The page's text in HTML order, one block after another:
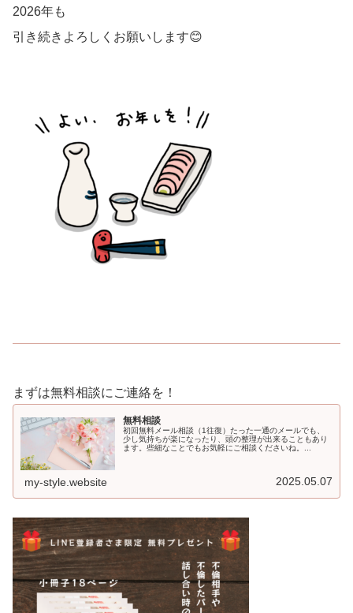
2026年も
引き続きよろしくお願いします😊
まずは無料相談にご連絡を！
無料相談
初回無料メール相談（1往復）たった一通のメールでも、
少し気持ちが楽になったり、頭の整理が出来ることもあり
ます。些細なことでもお気軽にご相談くださいね。...
my-style.website 2025.05.07